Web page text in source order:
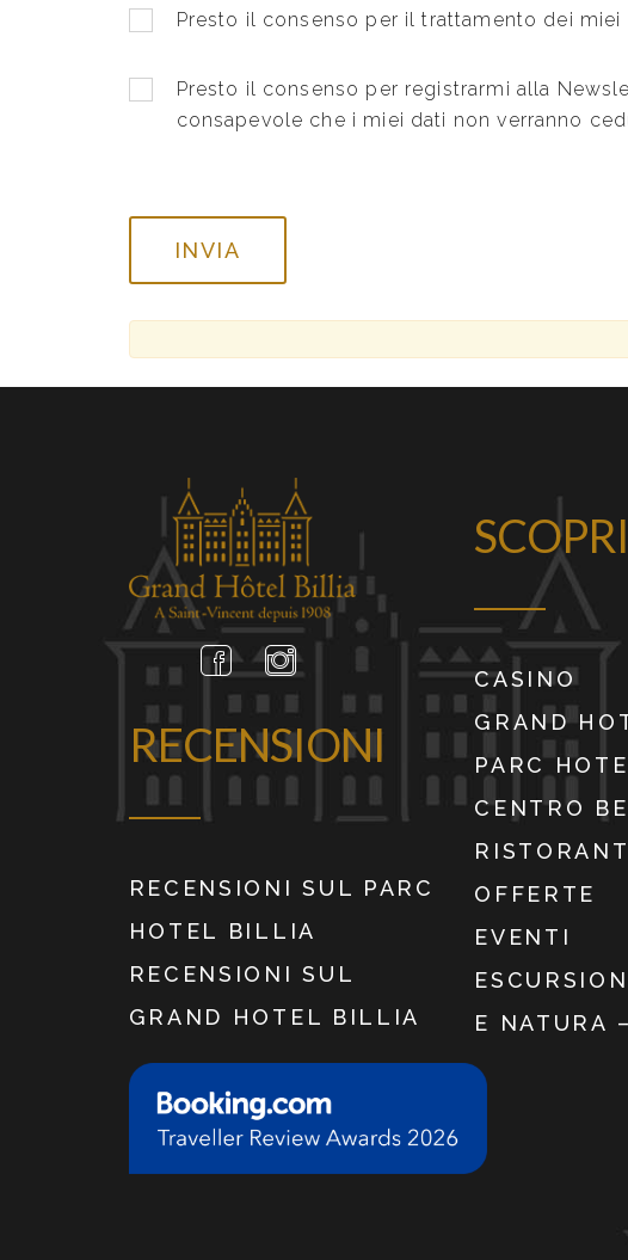
Presto il consenso per il trattamento dei
Presto il consenso per registrarmi alla
consapevole che i miei dati non verranno
RECENSIONI
RECENSIONI SUL PARC
HOTEL BILLIA
RECENSIONI SUL
GRAND HOTEL BILLIA
SCOPRI
CASINO
GRAND
PARC
CENTRO
OFFERTE
EVENTI
E NATURA